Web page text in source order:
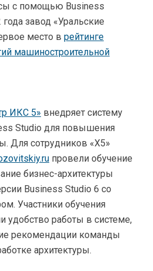
с помощью Business
завод «Уральские
место в рейтинге
машиностроительной
ИКС 5» внедряет систему
Studio для повышения
Для сотрудников «X5»
провели обучение
бизнес-архитектуры
Business Studio 6 со
Участники обучения
удобство работы в системе,
рекомендации команды
архитектуры.